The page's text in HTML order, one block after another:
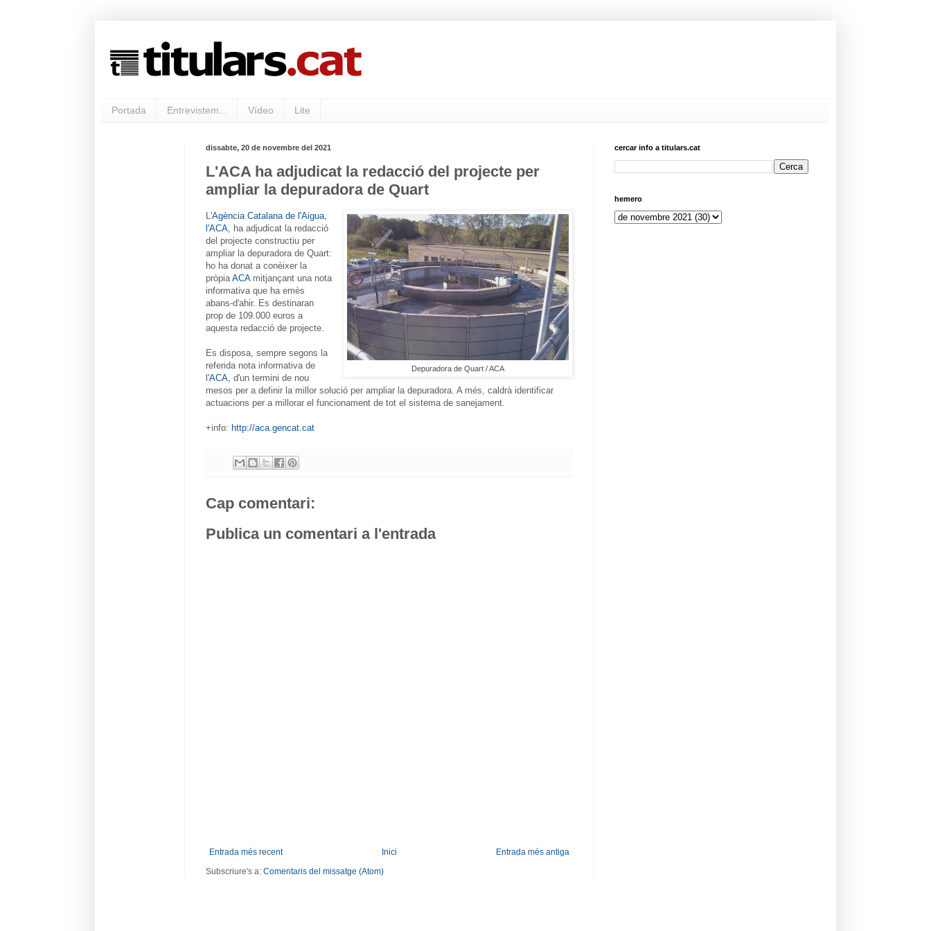
Portada Entrevistem... Vídeo Lite
dissabte, 20 de novembre del 2021
L'ACA ha adjudicat la redacció del projecte per
ampliar la depuradora de Quart
Depuradora de Quart / ACA
L'Agència Catalana de l'Aigua,
l'ACA, ha adjudicat la redacció
del projecte constructiu per
ampliar la depuradora de Quart:
ho ha donat a conèixer la
pròpiaACAmitjançant una nota
informativa que ha emès
abans-d'ahir. Es destinaran
prop de 109.000 euros a
aquesta redacció de projecte.
Es disposa, sempre segons la
referida nota informativa de
l'ACA, d'un termini de nou
mesos per a definir la millor solució per ampliar la depuradora. A més, caldrà identificar
actuacions per a millorar el funcionament de tot el sistema de sanejament.
+info: http://aca.gencat.cat
Cap comentari:
Publica un comentari a l'entrada
Entrada més recent Entrada més antiga
Inici
Subscriure's a: Comentaris del missatge (Atom)
cercar info a titulars.cat
hemero